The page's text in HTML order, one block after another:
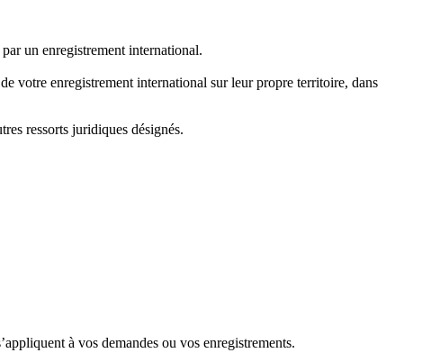
un enregistrement international.
votre enregistrement international sur leur propre territoire, dans
ressorts juridiques désignés.
à vos demandes ou vos enregistrements.